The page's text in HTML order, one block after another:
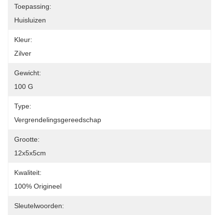
Toepassing:
Huisluizen
Kleur:
Zilver
Gewicht:
100 G
Type:
Vergrendelingsgereedschap
Grootte:
12x5x5cm
Kwaliteit:
100% Origineel
Sleutelwoorden: